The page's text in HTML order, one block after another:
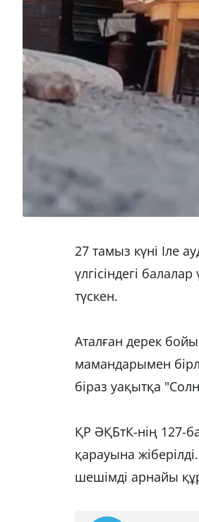
27 тамыз күні Іле
үлгісіндегі
түскен.
Аталған дерек
мамандарымен
біраз уақытқа
ҚР ӘҚБтК-нің 127-
қарауына
шешімді арнайы